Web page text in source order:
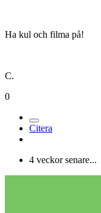
Ha kul och filma på!
C.
0
Citera
4 veckor senare...